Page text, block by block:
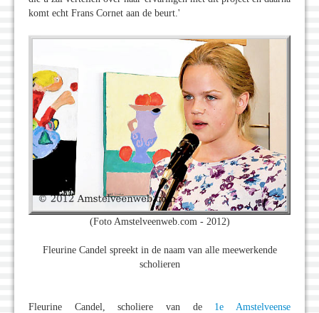
komt echt Frans Cornet aan de beurt.'
(Foto Amstelveenweb.com - 2012)
Fleurine Candel spreekt in de naam van alle meewerkende
scholieren
Fleurine Candel, scholiere van de 1e Amstelveense